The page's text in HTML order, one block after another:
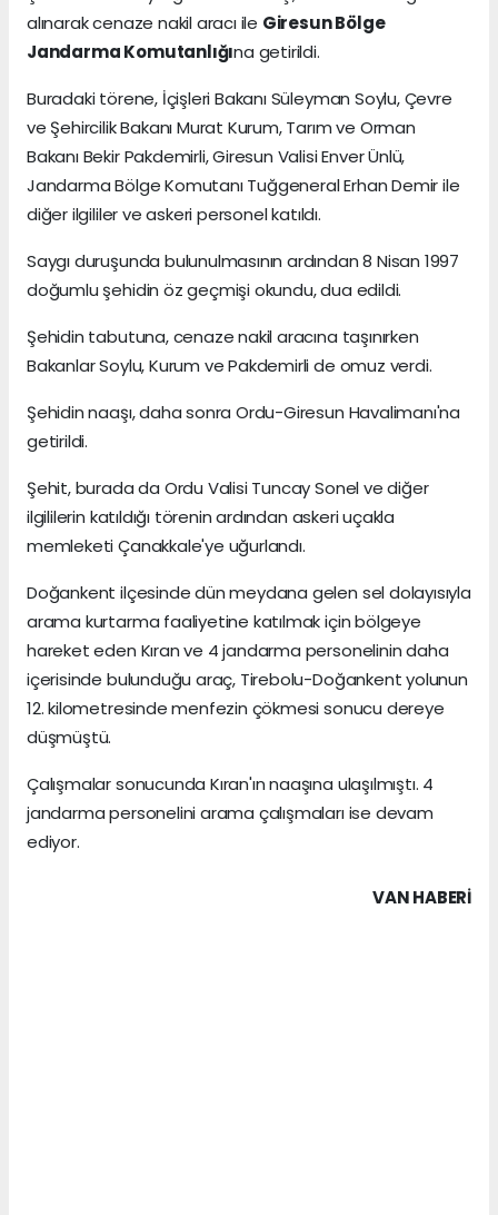
alınarak cenaze nakil aracı ile Giresun Bölge
Jandarma Komutanlığına getirildi.
Buradaki törene, İçişleri Bakanı Süleyman Soylu, Çevre
ve Şehircilik Bakanı Murat Kurum, Tarım ve Orman
Bakanı Bekir Pakdemirli, Giresun Valisi Enver Ünlü,
Jandarma Bölge Komutanı Tuğgeneral Erhan Demir ile
diğer ilgililer ve askeri personel katıldı.
Saygı duruşunda bulunulmasının ardından 8 Nisan 1997
doğumlu şehidin öz geçmişi okundu, dua edildi.
Şehidin tabutuna, cenaze nakil aracına taşınırken
Bakanlar Soylu, Kurum ve Pakdemirli de omuz verdi.
Şehidin naaşı, daha sonra Ordu-Giresun Havalimanı'na
getirildi.
Şehit, burada da Ordu Valisi Tuncay Sonel ve diğer
ilgililerin katıldığı törenin ardından askeri uçakla
memleketi Çanakkale'ye uğurlandı.
Doğankent ilçesinde dün meydana gelen sel dolayısıyla
arama kurtarma faaliyetine katılmak için bölgeye
hareket eden Kıran ve 4 jandarma personelinin daha
içerisinde bulunduğu araç, Tirebolu-Doğankent yolunun
12. kilometresinde menfezin çökmesi sonucu dereye
düşmüştü.
Çalışmalar sonucunda Kıran'ın naaşına ulaşılmıştı. 4
jandarma personelini arama çalışmaları ise devam
ediyor.
VAN HABERİ